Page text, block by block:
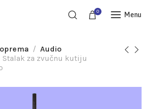
0 Menu
Audio
Stalak za zvučnu kutiju